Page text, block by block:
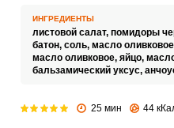
ИНГРЕДИЕНТЫ
листовой салат, помидоры
батон, соль, масло
масло оливковое, яйцо,
бальзамический уксус,
25 мин 44